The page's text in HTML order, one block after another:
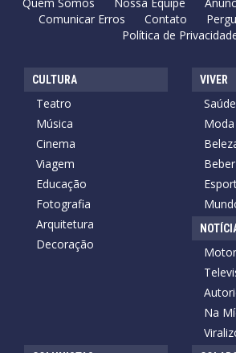
Comunicar Erros
Contato
Política de
CULTURA
Teatro
Música
Cinema
Viagem
Educação
Fotografia
Arquitetura
Decoração
VIVER
Saúde
Moda
Motor
Na